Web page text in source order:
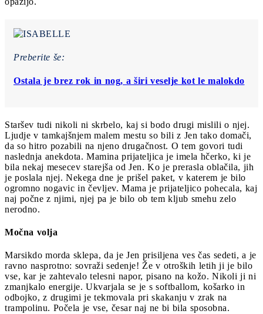
Preberite še:
Ostala je brez rok in nog, a širi veselje kot le malokdo
Staršev tudi nikoli ni skrbelo, kaj si bodo drugi mislili o njej.
Ljudje v tamkajšnjem malem mestu so bili z Jen tako domači,
da so hitro pozabili na njeno drugačnost. O tem govori tudi
naslednja anekdota. Mamina prijateljica je imela hčerko, ki je
bila nekaj mesecev starejša od Jen. Ko je prerasla oblačila, jih
je poslala njej. Nekega dne je prišel paket, v katerem je bilo
ogromno nogavic in čevljev. Mama je prijateljico pohecala, kaj
naj počne z njimi, njej pa je bilo ob tem kljub smehu zelo
nerodno.
Močna volja
Marsikdo morda sklepa, da je Jen prisiljena ves čas sedeti, a je
ravno nasprotno: sovraži sedenje! Že v otroških letih ji je bilo
vse, kar je zahtevalo telesni napor, pisano na kožo. Nikoli ji ni
zmanjkalo energije. Ukvarjala se je s softballom, košarko in
odbojko, z drugimi je tekmovala pri skakanju v zrak na
trampolinu. Počela je vse, česar naj ne bi bila sposobna.